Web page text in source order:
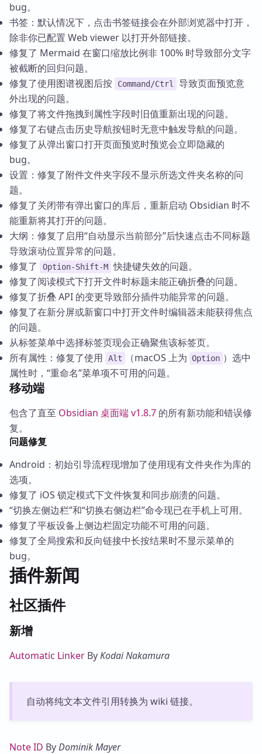
bug。
书签：默认情况下，点击书签链接会在外部浏览器中打开，
除非你已配置 Web viewer 以打开外部链接。
修复了 Mermaid 在窗口缩放比例非 100% 时导致部分文字
被截断的回归问题。
修复了使用图谱视图后按
Command/Ctrl
导致页面预览意
外出现的问题。
修复了将文件拖拽到属性字段时旧值重新出现的问题。
修复了右键点击历史导航按钮时无意中触发导航的问题。
修复了从弹出窗口打开页面预览时预览会立即隐藏的
bug。
设置：修复了附件文件夹字段不显示所选文件夹名称的问
题。
修复了关闭带有弹出窗口的库后，重新启动 Obsidian 时不
能重新将其打开的问题。
大纲：修复了启用“自动显示当前部分”后快速点击不同标题
导致滚动位置异常的问题。
修复了
Option-Shift-M 快捷键失效的问题。
修复了阅读模式下打开文件时标题未能正确折叠的问题。
修复了折叠 API 的变更导致部分插件功能异常的问题。
修复了在新分屏或新窗口中打开文件时编辑器未能获得焦点
的问题。
从标签菜单中选择标签页现会正确聚焦该标签页。
所有属性：修复了使用
Alt （macOS 上为 Option ）选中
属性时，“重命名”菜单项不可用的问题。
移动端
包含了直至 Obsidian 桌面端 v1.8.7 的所有新功能和错误修
复。
问题修复
Android：初始引导流程现增加了使用现有文件夹作为库的
选项。
修复了 iOS 锁定模式下文件恢复和同步崩溃的问题。
“切换左侧边栏”和“切换右侧边栏”命令现已在手机上可用。
修复了平板设备上侧边栏固定功能不可用的问题。
修复了全局搜索和反向链接中长按结果时不显示菜单的
bug。
插件新闻
社区插件
新增
Automatic Linker ByKodai Nakamura
自动将纯文本文件引用转换为 wiki 链接。
Note ID ByDominik Mayer